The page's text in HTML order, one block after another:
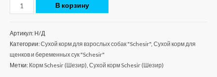
В корзину
Артикул: Н/Д
Категории:Сухой корм для взрослых собак "Schesir", Сухой корм для
щенков и беременных сук "Schesir"
Метки: Корм Schesir (Шезир), Сухой корм Schesir (Шезир)